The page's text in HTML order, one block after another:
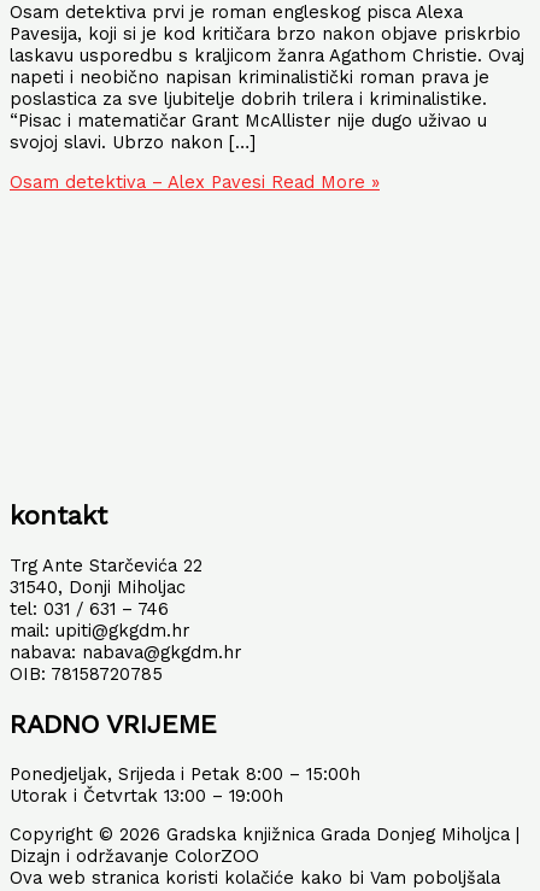
Osam detektiva prvi je roman engleskog pisca Alexa
Pavesija, koji si je kod kritičara brzo nakon objave priskrbio
laskavu usporedbu s kraljicom žanra Agathom Christie. Ovaj
napeti i neobično napisan kriminalistički roman prava je
poslastica za sve ljubitelje dobrih trilera i kriminalistike.
“Pisac i matematičar Grant McAllister nije dugo uživao u
svojoj slavi. Ubrzo nakon […]
Osam detektiva – Alex Pavesi Read More »
kontakt
Trg Ante Starčevića 22
31540, Donji Miholjac
tel: 031 / 631 – 746
mail: upiti@gkgdm.hr
nabava: nabava@gkgdm.hr
OIB: 78158720785
RADNO VRIJEME
Ponedjeljak, Srijeda i Petak 8:00 – 15:00h
Utorak i Četvrtak 13:00 – 19:00h
Copyright © 2026 Gradska knjižnica Grada Donjeg Miholjca |
Dizajn i održavanje ColorZOO
Ova web stranica koristi kolačiće kako bi Vam poboljšala